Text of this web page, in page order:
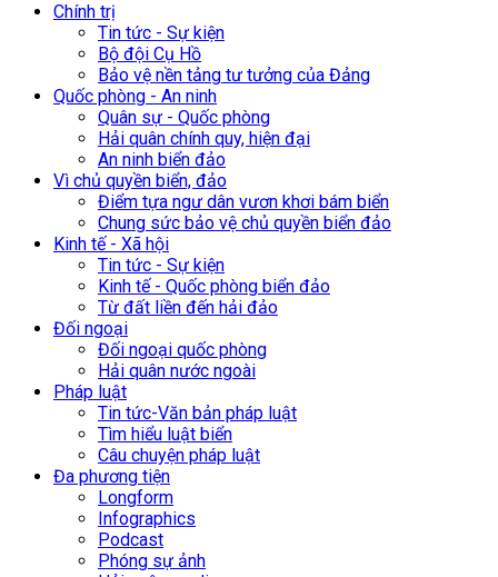
Chính trị
Tin tức - Sự kiện
Bộ đội Cụ Hồ
Bảo vệ nền tảng tư tưởng của Đảng
Quốc phòng - An ninh
Quân sự - Quốc phòng
Hải quân chính quy, hiện đại
An ninh biển đảo
Vì chủ quyền biển, đảo
Điểm tựa ngư dân vươn khơi bám biển
Chung sức bảo vệ chủ quyền biển đảo
Kinh tế - Xã hội
Tin tức - Sự kiện
Kinh tế - Quốc phòng biển đảo
Từ đất liền đến hải đảo
Đối ngoại
Đối ngoại quốc phòng
Hải quân nước ngoài
Pháp luật
Tin tức-Văn bản pháp luật
Tìm hiểu luật biển
Câu chuyện pháp luật
Đa phương tiện
Longform
Infographics
Podcast
Phóng sự ảnh